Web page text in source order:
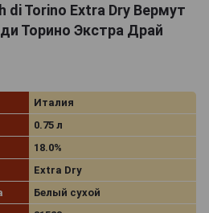
di Torino Extra Dry Вермут
Торино Экстра Драй
Италия
0.75 л
18.0%
Extra Dry
Белый сухой